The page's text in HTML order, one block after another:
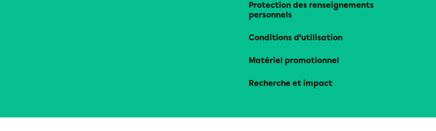
Protection des renseignements
personnels
Conditions d’utilisation
Matériel promotionnel
Recherche et impact